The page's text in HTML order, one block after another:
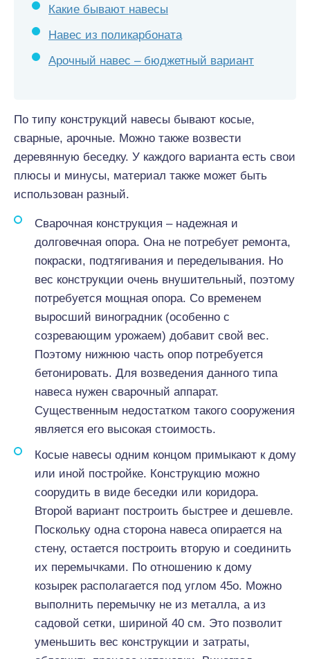
Какие бывают навесы
Навес из поликарбоната
Арочный навес – бюджетный вариант
По типу конструкций навесы бывают косые,
сварные, арочные. Можно также возвести
деревянную беседку. У каждого варианта есть свои
плюсы и минусы, материал также может быть
использован разный.
Сварочная конструкция – надежная и
долговечная опора. Она не потребует ремонта,
покраски, подтягивания и переделывания. Но
вес конструкции очень внушительный, поэтому
потребуется мощная опора. Со временем
выросший виноградник (особенно с
созревающим урожаем) добавит свой вес.
Поэтому нижнюю часть опор потребуется
бетонировать. Для возведения данного типа
навеса нужен сварочный аппарат.
Существенным недостатком такого сооружения
является его высокая стоимость.
Косые навесы одним концом примыкают к дому
или иной постройке. Конструкцию можно
соорудить в виде беседки или коридора.
Второй вариант построить быстрее и дешевле.
Поскольку одна сторона навеса опирается на
стену, остается построить вторую и соединить
их перемычками. По отношению к дому
козырек располагается под углом 45о. Можно
выполнить перемычку не из металла, а из
садовой сетки, шириной 40 см. Это позволит
уменьшить вес конструкции и затраты,